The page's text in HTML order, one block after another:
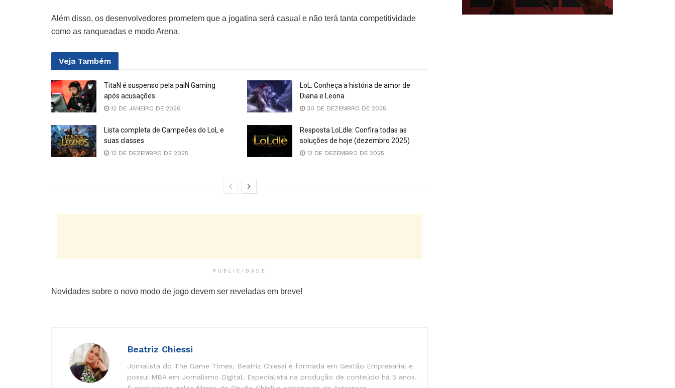
Além disso, os desenvolvedores prometem que a jogatina será casual e não terá tanta competitividade
como as ranqueadas e modo Arena.
Veja Também
TitaN é suspenso pela paiN Gaming
após acusações
12 DE JANEIRO DE 2026
LoL: Conheça a história de amor de
Diana e Leona
30 DE DEZEMBRO DE 2025
Lista completa de Campeões do LoL e
suas classes
12 DE DEZEMBRO DE 2025
Resposta LoLdle: Confira todas as
soluções de hoje (dezembro 2025)
12 DE DEZEMBRO DE 2025
PUBLICIDADE
Novidades sobre o novo modo de jogo devem ser reveladas em breve!
Beatriz Chiessi
Jornalista do The Game Times, Beatriz Chiessi é formada em Gestão Empresarial e
possui MBA em Jornalismo Digital. Especialista na produção de conteúdo há 5 anos.